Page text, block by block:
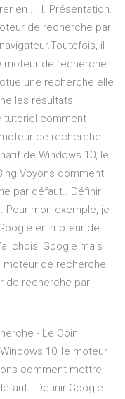
en ... I. Présentation.
de recherche par
il
moteur de recherche
une recherche elle
les résultats
tutoriel comment
de recherche -
de Windows 10, le
comment
par défaut.. Définir
mon exemple, je
en moteur de
choisi Google mais
moteur de recherche.
de recherche par
- Le Coin
10, le moteur
comment mettre
Définir Google